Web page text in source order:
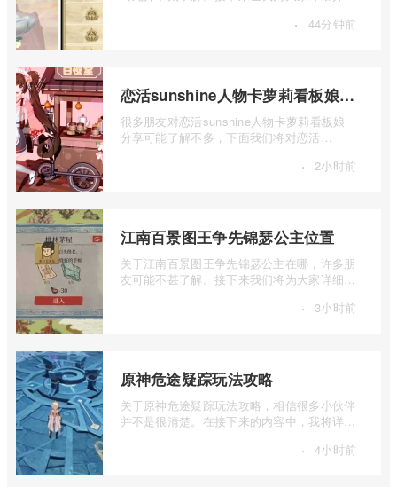
· 44分钟前
恋活sunshine人物卡萝莉看板娘介绍
很多朋友对恋活sunshine人物卡萝莉看板娘
分享可能了解不多，下面我们将对恋活
· 2小时前
江南百景图王争先锦瑟公主位置
关于江南百景图王争先锦瑟公主在哪，许多朋
友可能不甚了解。接下来我们将为大家详细介
· 3小时前
原神危途疑踪玩法攻略
关于原神危途疑踪玩法攻略，相信很多小伙伴
并不是很清楚。在接下来的内容中，我将详细
· 4小时前